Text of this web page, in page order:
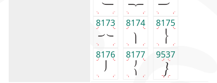
8173 8174 8175
8176 8177 9537